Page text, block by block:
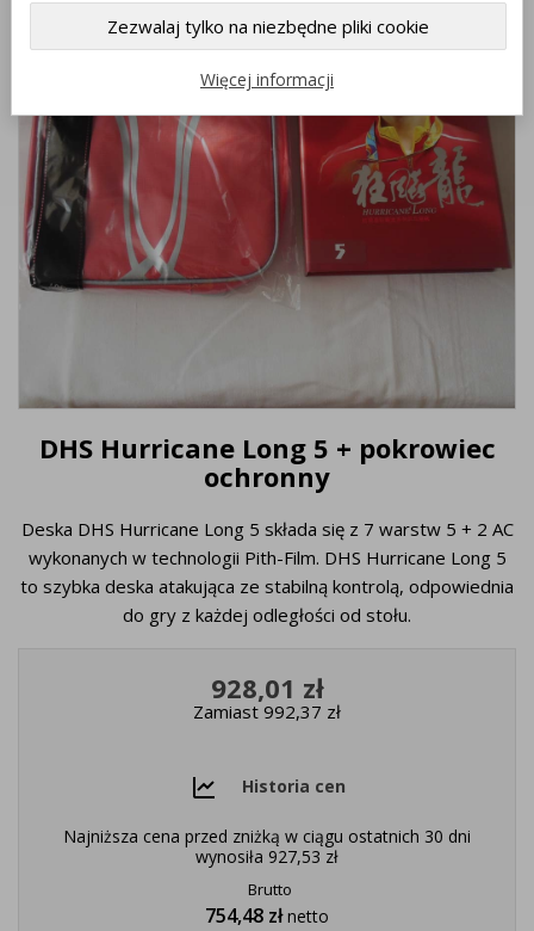
DHS Hurricane Long 5 + pokrowiec
ochronny
Deska DHS Hurricane Long 5 składa się z 7 warstw 5 + 2 AC
wykonanych w technologii Pith-Film. DHS Hurricane Long 5
to szybka deska atakująca ze stabilną kontrolą, odpowiednia
do gry z każdej odległości od stołu.
928,01 zł
Zamiast 992,37 zł
Historia cen
Najniższa cena przed zniżką w ciągu ostatnich 30 dni
wynosiła 927,53 zł
Brutto
754,48 złnetto
Zezwalaj tylko na niezbędne pliki cookie
Więcej informacji